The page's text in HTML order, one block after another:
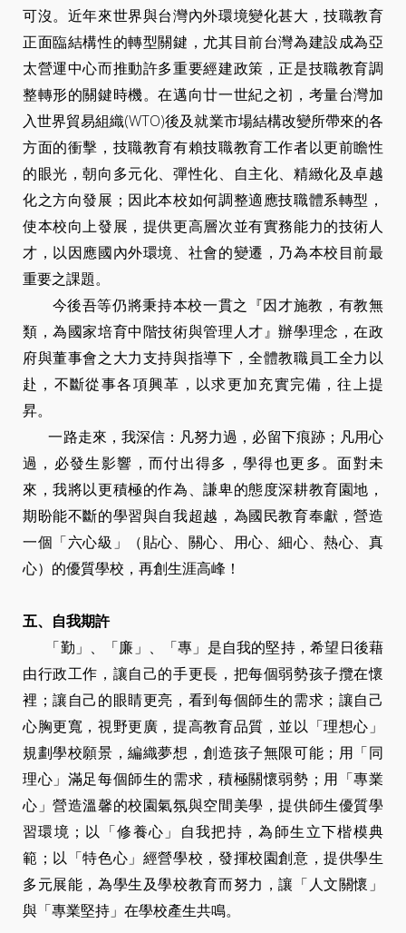
可沒。近年來世界與台灣內外環境變化甚大，技職教育
正面臨結構性的轉型關鍵，尤其目前台灣為建設成為亞
太營運中心而推動許多重要經建政策，正是技職教育調
整轉形的關鍵時機。在邁向廿一世紀之初，考量台灣加
入世界貿易組織(WTO)後及就業市場結構改變所帶來的各
方面的衝擊，技職教育有賴技職教育工作者以更前瞻性
的眼光，朝向多元化、彈性化、自主化、精緻化及卓越
化之方向發展；因此本校如何調整適應技職體系轉型，
使本校向上發展，提供更高層次並有實務能力的技術人
才，以因應國內外環境、社會的變遷，乃為本校目前最
重要之課題。
今後吾等仍將秉持本校一貫之『因才施教，有教無
類，為國家培育中階技術與管理人才』辦學理念，在政
府與董事會之大力支持與指導下，全體教職員工全力以
赴，不斷從事各項興革，以求更加充實完備，往上提
昇。
一路走來，我深信：凡努力過，必留下痕跡；凡用心
過，必發生影響，而付出得多，學得也更多。面對未
來，我將以更積極的作為、謙卑的態度深耕教育園地，
期盼能不斷的學習與自我超越，為國民教育奉獻，營造
一個「六心級」（貼心、關心、用心、細心、熱心、真
心）的優質學校，再創生涯高峰！
五、自我期許
「勤」、「廉」、「專」是自我的堅持，希望日後藉
由行政工作，讓自己的手更長，把每個弱勢孩子攬在懷
裡；讓自己的眼睛更亮，看到每個師生的需求；讓自己
心胸更寬，視野更廣，提高教育品質，並以「理想心」
規劃學校願景，編織夢想，創造孩子無限可能；用「同
理心」滿足每個師生的需求，積極關懷弱勢；用「專業
心」營造溫馨的校園氣氛與空間美學，提供師生優質學
習環境；以「修養心」自我把持，為師生立下楷模典
範；以「特色心」經營學校，發揮校園創意，提供學生
多元展能，為學生及學校教育而努力，讓「人文關懷」
與「專業堅持」在學校產生共鳴。